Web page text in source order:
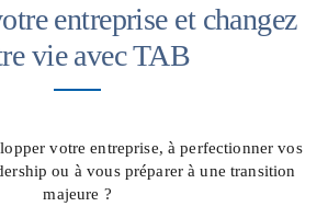
entreprise et changez
vie avec TAB
votre entreprise, à perfectionner vos
ou à vous préparer à une transition
majeure ?